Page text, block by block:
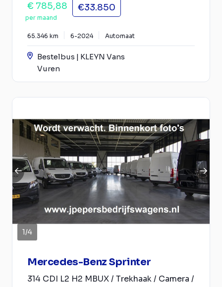
€ 785,88
per maand
€33.850
65.346 km 6-2024 Automaat
Bestelbus | KLEYN Vans
Vuren
1/4
Mercedes-Benz Sprinter
314 CDI L2 H2 MBUX / Trekhaak / Camera /